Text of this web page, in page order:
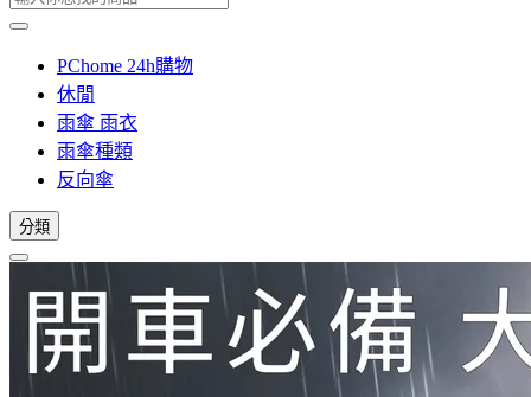
PChome 24h購物
休閒
雨傘 雨衣
雨傘種類
反向傘
分類